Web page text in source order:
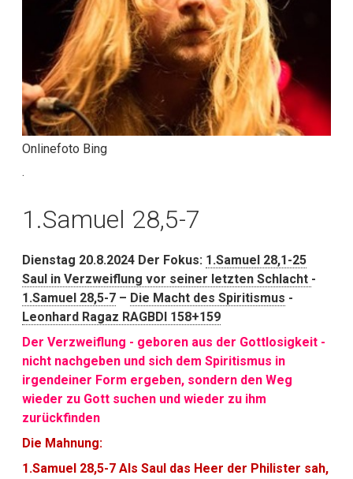
Onlinefoto Bing
.
1.Samuel 28,5-7
Dienstag 20.8.2024 Der Fokus: 1.Samuel 28,1-25
Saul in Verzweiflung vor seiner letzten Schlacht -
1.Samuel 28,5-7 – Die Macht des Spiritismus -
Leonhard Ragaz RAGBDI 158+159
Der Verzweiflung - geboren aus der Gottlosigkeit -
nicht nachgeben und sich dem Spiritismus in
irgendeiner Form ergeben, sondern den Weg
wieder zu Gott suchen und wieder zu ihm
zurückfinden
Die Mahnung:
1.Samuel 28,5-7 Als Saul das Heer der Philister sah,